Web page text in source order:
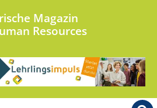
Magazin
Resources